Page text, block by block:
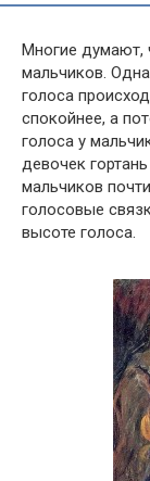
Многие думают,
мальчиков.
голоса
спокойнее, а
голоса у
девочек
мальчиков
голосовые
высоте голоса.